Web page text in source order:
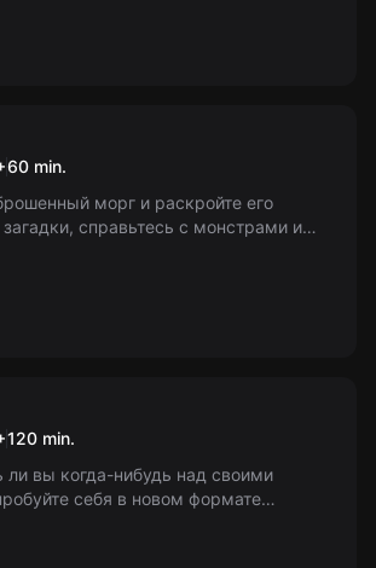
утра
60 min.
морг и раскройте его
справьтесь с монстрами и
120 min.
вы когда-нибудь над своими
себя в новом формате